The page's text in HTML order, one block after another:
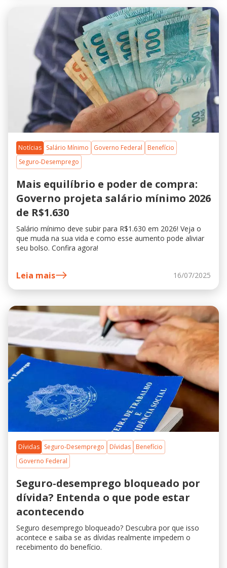
Notícias Salário Mínimo Governo Federal
Benefício
Seguro-Desemprego
Mais equilíbrio e poder de compra:
Governo projeta salário mínimo 2026
de R$1.630
Salário mínimo deve subir para R$1.630 em 2026! Veja o
que muda na sua vida e como esse aumento pode aliviar
seu bolso. Confira agora!
Leia mais 16/07/2025
Dívidas Seguro-Desemprego Dívidas
Benefício
Governo Federal
Seguro-desemprego bloqueado por
dívida? Entenda o que pode estar
acontecendo
Seguro desemprego bloqueado? Descubra por que isso
acontece e saiba se as dívidas realmente impedem o
recebimento do benefício.